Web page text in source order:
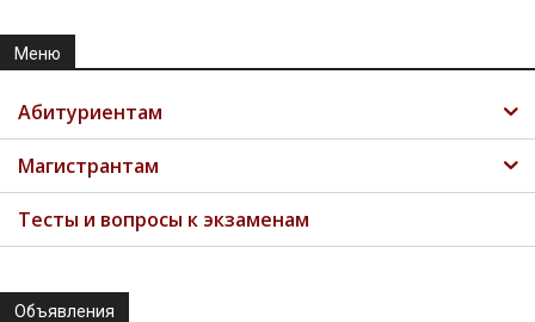
Меню
Абитуриентам
Магистрантам
Тесты и вопросы к экзаменам
Объявления